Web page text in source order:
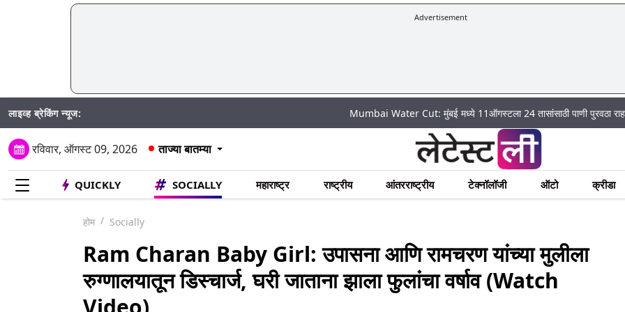
Advertisement
लाइव्ह ब्रेकिंग न्यूज: Mumbai Water Cut: मुंबई मध्ये 11ऑगस्टला 24 तासांसाठी पाणी पुरवठा राहणार बंद; पहा
रविवार, ऑगस्ट 09, 2026 ताज्या बातम्या
QUICKLY SOCIALLY महाराष्ट्र राष्ट्रीय आंतरराष्ट्रीय टेक्नॉलॉजी ऑटो क्रीडा
होम Socially
Ram Charan Baby Girl: उपासना आणि रामचरण यांच्या मुलीला
रुग्णालयातून डिस्चार्ज, घरी जाताना झाला फुलांचा वर्षाव (Watch